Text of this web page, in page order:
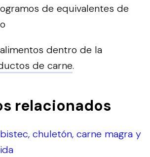
de equivalentes de
dentro de la
de carne.
relacionados
chuletón, carne magra y